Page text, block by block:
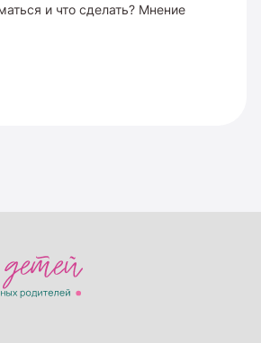
и что сделать? Мнение